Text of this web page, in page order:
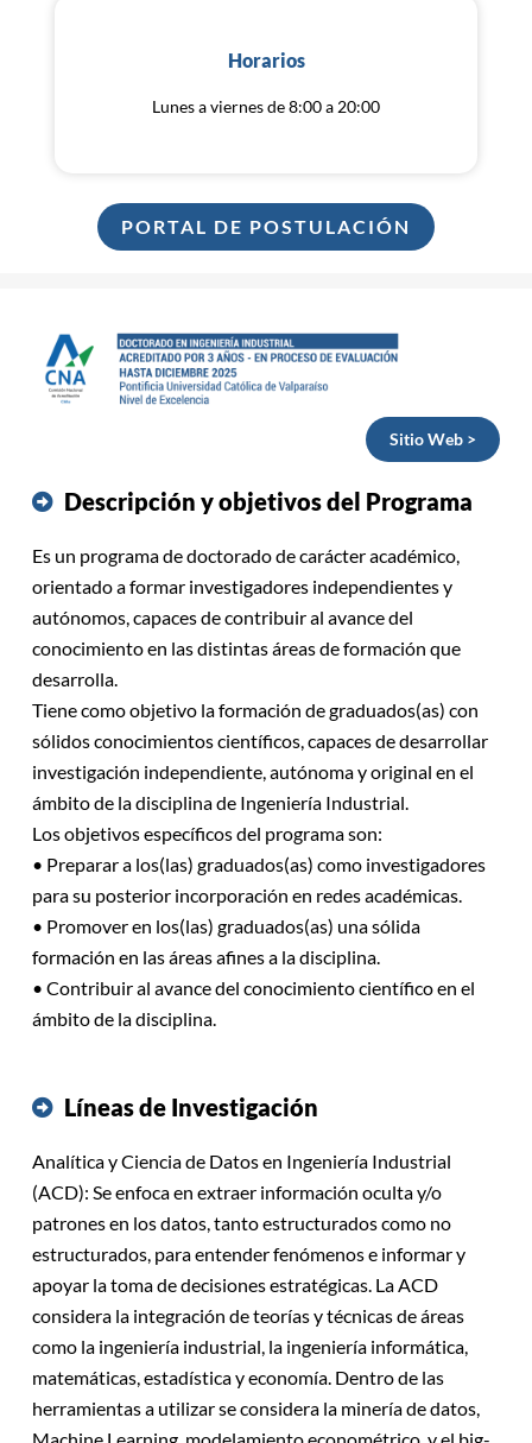
Horarios
Lunes a viernes de 8:00 a 20:00
PORTAL DE POSTULACIÓN
Sitio Web >
Descripción y objetivos del Programa
Es un programa de doctorado de carácter académico,
orientado a formar investigadores independientes y
autónomos, capaces de contribuir al avance del
conocimiento en las distintas áreas de formación que
desarrolla.
Tiene como objetivo la formación de graduados(as) con
sólidos conocimientos científicos, capaces de desarrollar
investigación independiente, autónoma y original en el
ámbito de la disciplina de Ingeniería Industrial.
Los objetivos específicos del programa son:
• Preparar a los(las) graduados(as) como investigadores
para su posterior incorporación en redes académicas.
• Promover en los(las) graduados(as) una sólida
formación en las áreas afines a la disciplina.
• Contribuir al avance del conocimiento científico en el
ámbito de la disciplina.
Líneas de Investigación
Analítica y Ciencia de Datos en Ingeniería Industrial
(ACD): Se enfoca en extraer información oculta y/o
patrones en los datos, tanto estructurados como no
estructurados, para entender fenómenos e informar y
apoyar la toma de decisiones estratégicas. La ACD
considera la integración de teorías y técnicas de áreas
como la ingeniería industrial, la ingeniería informática,
matemáticas, estadística y economía. Dentro de las
herramientas a utilizar se considera la minería de datos,